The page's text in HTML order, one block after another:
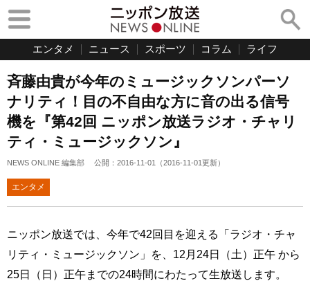
エンタメ ニュース スポーツ コラム ライフ
斉藤由貴が今年のミュージックソンパーソ
ナリティ！目の不自由な方に音の出る信号
機を『第42回 ニッポン放送ラジオ・チャリ
ティ・ミュージックソン』
NEWS ONLINE 編集部 公開： 2016-11-01 （2016-11-01更新）
エンタメ
ニッポン放送では、今年で42回目を迎える「ラジオ・チャ
リティ・ミュージックソン」を、12月24日（土）正午 から
25日（日）正午までの24時間にわたって生放送します。